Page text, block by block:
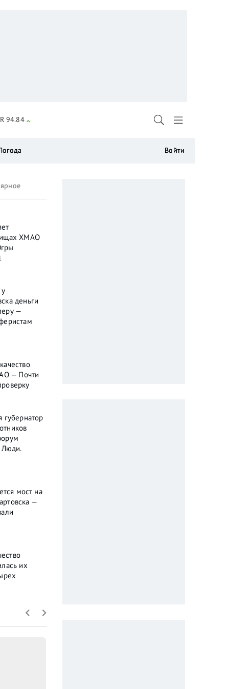
ХМАО
деньги
—
— Почти
губернатор
Люди.
мост на
—
их
94.84
Войти